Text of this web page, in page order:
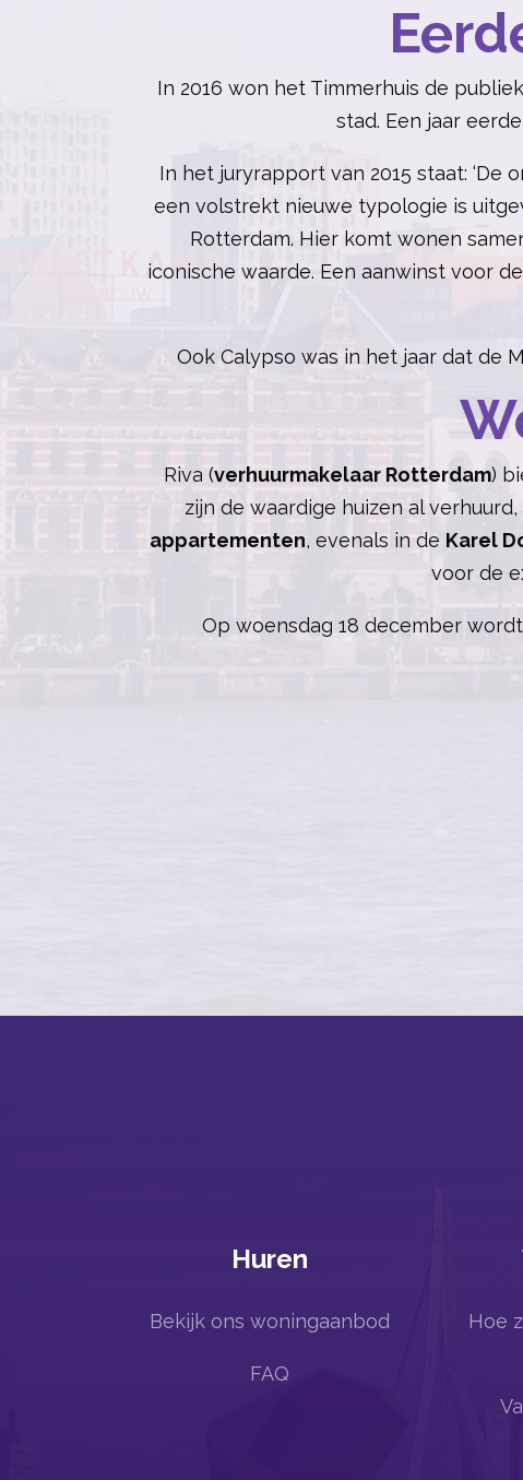
In 2016 won het Timmerhuis de
stad. Een jaar
In het juryrapport van 2015 staat:
een volstrekt nieuwe typologie is
Rotterdam. Hier komt wonen
iconische waarde. Een aanwinst voor de
Ook Calypso was in het jaar dat de
Riva (verhuurmakelaar Rotterdam)
zijn de waardige huizen al
appartementen, evenals in de Karel
voor de
Op woensdag 18 december
Huren
Bekijk ons woningaanbod
FAQ
Hoe